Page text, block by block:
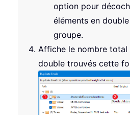
option pour
éléments en
groupe.
Affiche le nombre total
double trouvés cette